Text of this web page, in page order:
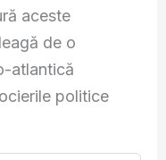
aceste
de o
atlantică
politice